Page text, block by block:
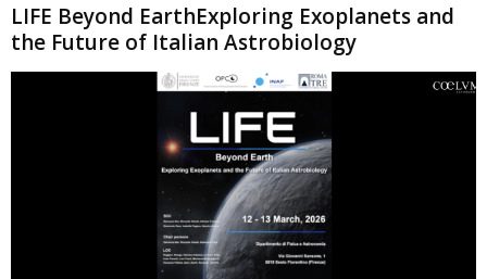
LIFE Beyond EarthExploring Exoplanets and
the Future of Italian Astrobiology